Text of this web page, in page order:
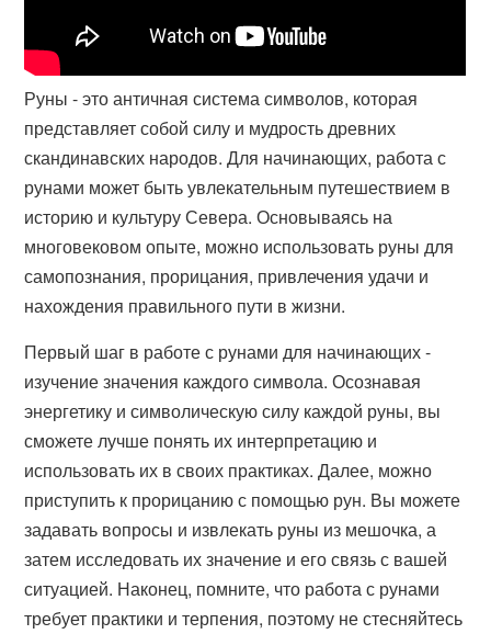
Руны - это античная система символов, которая
представляет собой силу и мудрость древних
скандинавских народов. Для начинающих, работа с
рунами может быть увлекательным путешествием в
историю и культуру Севера. Основываясь на
многовековом опыте, можно использовать руны для
самопознания, прорицания, привлечения удачи и
нахождения правильного пути в жизни.
Первый шаг в работе с рунами для начинающих -
изучение значения каждого символа. Осознавая
энергетику и символическую силу каждой руны, вы
сможете лучше понять их интерпретацию и
использовать их в своих практиках. Далее, можно
приступить к прорицанию с помощью рун. Вы можете
задавать вопросы и извлекать руны из мешочка, а
затем исследовать их значение и его связь с вашей
ситуацией. Наконец, помните, что работа с рунами
требует практики и терпения, поэтому не стесняйтесь